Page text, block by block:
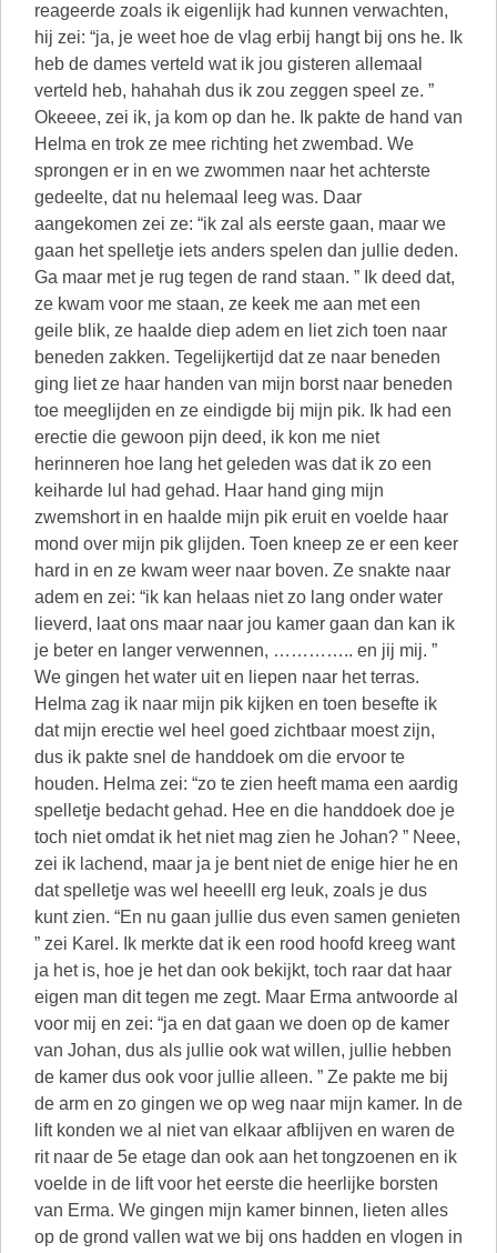
reageerde zoals ik eigenlijk had kunnen verwachten,
hij zei: “ja, je weet hoe de vlag erbij hangt bij ons he. Ik
heb de dames verteld wat ik jou gisteren allemaal
verteld heb, hahahah dus ik zou zeggen speel ze. ”
Okeeee, zei ik, ja kom op dan he. Ik pakte de hand van
Helma en trok ze mee richting het zwembad. We
sprongen er in en we zwommen naar het achterste
gedeelte, dat nu helemaal leeg was. Daar
aangekomen zei ze: “ik zal als eerste gaan, maar we
gaan het spelletje iets anders spelen dan jullie deden.
Ga maar met je rug tegen de rand staan. ” Ik deed dat,
ze kwam voor me staan, ze keek me aan met een
geile blik, ze haalde diep adem en liet zich toen naar
beneden zakken. Tegelijkertijd dat ze naar beneden
ging liet ze haar handen van mijn borst naar beneden
toe meeglijden en ze eindigde bij mijn pik. Ik had een
erectie die gewoon pijn deed, ik kon me niet
herinneren hoe lang het geleden was dat ik zo een
keiharde lul had gehad. Haar hand ging mijn
zwemshort in en haalde mijn pik eruit en voelde haar
mond over mijn pik glijden. Toen kneep ze er een keer
hard in en ze kwam weer naar boven. Ze snakte naar
adem en zei: “ik kan helaas niet zo lang onder water
lieverd, laat ons maar naar jou kamer gaan dan kan ik
je beter en langer verwennen, ………….. en jij mij. ”
We gingen het water uit en liepen naar het terras.
Helma zag ik naar mijn pik kijken en toen besefte ik
dat mijn erectie wel heel goed zichtbaar moest zijn,
dus ik pakte snel de handdoek om die ervoor te
houden. Helma zei: “zo te zien heeft mama een aardig
spelletje bedacht gehad. Hee en die handdoek doe je
toch niet omdat ik het niet mag zien he Johan? ” Neee,
zei ik lachend, maar ja je bent niet de enige hier he en
dat spelletje was wel heeelll erg leuk, zoals je dus
kunt zien. “En nu gaan jullie dus even samen genieten
” zei Karel. Ik merkte dat ik een rood hoofd kreeg want
ja het is, hoe je het dan ook bekijkt, toch raar dat haar
eigen man dit tegen me zegt. Maar Erma antwoorde al
voor mij en zei: “ja en dat gaan we doen op de kamer
van Johan, dus als jullie ook wat willen, jullie hebben
de kamer dus ook voor jullie alleen. ” Ze pakte me bij
de arm en zo gingen we op weg naar mijn kamer. In de
lift konden we al niet van elkaar afblijven en waren de
rit naar de 5e etage dan ook aan het tongzoenen en ik
voelde in de lift voor het eerste die heerlijke borsten
van Erma. We gingen mijn kamer binnen, lieten alles
op de grond vallen wat we bij ons hadden en vlogen in